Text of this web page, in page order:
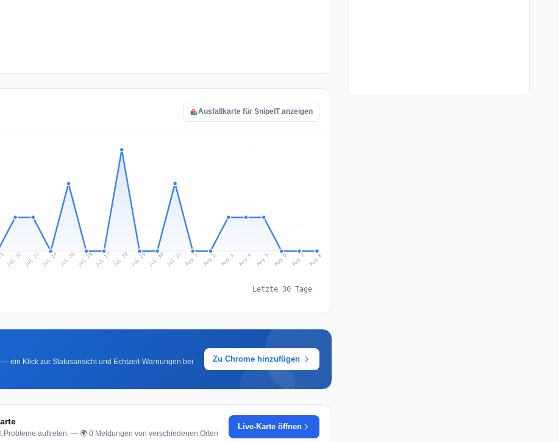
Ausfallkarte für SnipeIT anzeigen
Jul 22 Jul 23 Jul 24 Jul 25 Jul 26Jul 27 Jul 28Jul 29 Jul 30 Jul 31 Aug 1 Aug 2 Aug 3 Aug 4 Aug 5 Aug 6 Aug 7 Aug 8
Letzte 30 Tage
ein Klick zur Statusansicht und Echtzeit-Warnungen bei
Zu Chrome hinzufügen
auftreten. — 🌍 0 Meldungen von verschiedenen Orten
Live-Karte öffnen